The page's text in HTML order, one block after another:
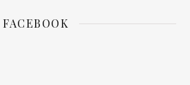
FACEBOOK